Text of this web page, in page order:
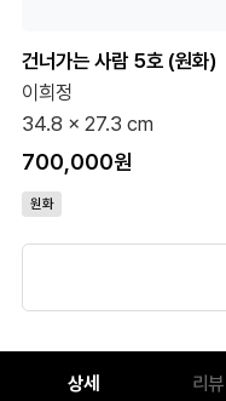
건너가는 사람 5호 (원화)
이희정
34.8 x 27.3 cm
700,000원
원화
상세 리뷰